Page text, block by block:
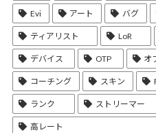
Evi アート バグ
ティアリスト LoR
デバイス OTP オ
コーチング スキン
ランク ストリーマー
高レート